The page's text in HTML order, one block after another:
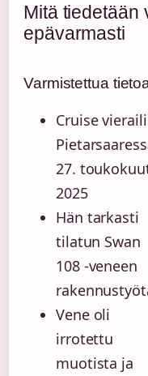
Mitä tiedetään
epävarmasti
Varmistettua
Cruise vieraili
27.
2025
Hän tarkasti
tilatun Swan
108 -veneen
Vene oli
irrotettu
muotista ja